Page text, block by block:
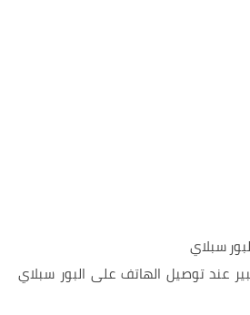
سبلاي
عند توصيل الهاتف على البور سبلاي